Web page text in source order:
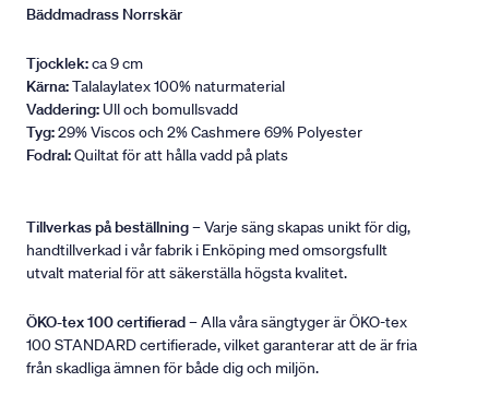
Bäddmadrass Norrskär
Tjocklek:ca 9 cm
Kärna:Talalaylatex 100% naturmaterial
Vaddering: Ull och bomullsvadd
Tyg:29% Viscos och 2% Cashmere 69% Polyester
Fodral:Quiltat för att hålla vadd på plats
Tillverkas på beställning– Varje säng skapas unikt för dig,
handtillverkad i vår fabrik i Enköping med omsorgsfullt
utvalt material för att säkerställa högsta kvalitet.
ÖKO-tex 100 certifierad– Alla våra sängtyger är ÖKO-tex
100 STANDARD certifierade, vilket garanterar att de är fria
från skadliga ämnen för både dig och miljön.